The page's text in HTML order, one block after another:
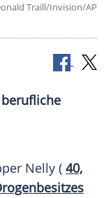
Traill/Invision/AP
Nelly ( 40,